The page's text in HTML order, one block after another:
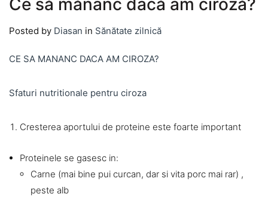
Ce să mănânc dacă am ciroză?
Posted by Diasan in Sănătate zilnică
CE SA MANANC DACA AM CIROZA?
Sfaturi nutritionale pentru ciroza
Cresterea aportului de proteine este foarte important
Proteinele se gasesc in:
Carne (mai bine pui curcan, dar si vita porc mai rar) ,
peste alb